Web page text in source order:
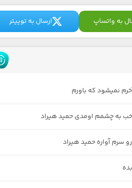
به واتساپ ارسال به توییتر
نمیشود که باورم
به چشمم اومدی حمید هیراد
سرم آواره حمید هیراد